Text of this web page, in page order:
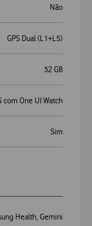
Não
GPS Dual (L1+L5)
32 GB
com One UI Watch
Sim
Health, Gemini